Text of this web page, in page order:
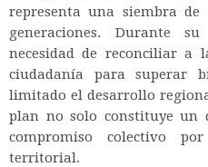
representa una siembra
generaciones. Durante
necesidad de reconciliar a
ciudadanía para superar
limitado el desarrollo
plan no solo constituye un
compromiso colectivo
territorial.